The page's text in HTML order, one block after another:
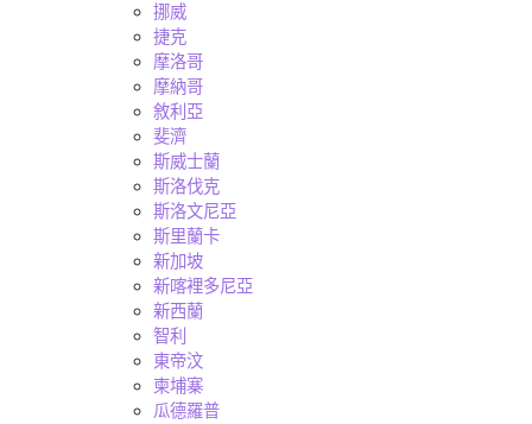
挪威
捷克
摩洛哥
摩納哥
敘利亞
斐濟
斯威士蘭
斯洛伐克
斯洛文尼亞
斯里蘭卡
新加坡
新喀裡多尼亞
新西蘭
智利
東帝汶
柬埔寨
瓜德羅普